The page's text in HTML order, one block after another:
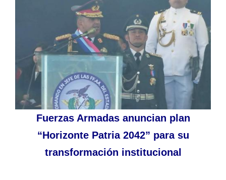
Fuerzas Armadas anuncian plan
“Horizonte Patria 2042” para su
transformación institucional